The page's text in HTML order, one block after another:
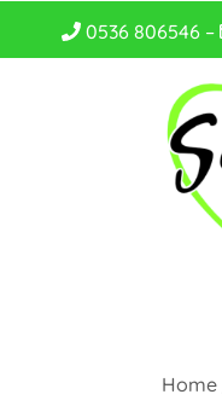
0536 806546 –
Home